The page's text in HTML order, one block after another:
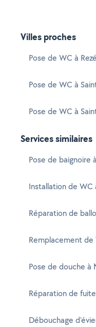
Villes proches
Pose de WC à Rezé
Pose de WC à
Pose de WC à
Services similaires
Pose de baignoire
Installation de WC
Réparation de
Remplacement
Pose de douche à
Réparation de
Débouchage